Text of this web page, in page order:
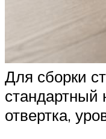
Для сборки
стандартный
отвертка,